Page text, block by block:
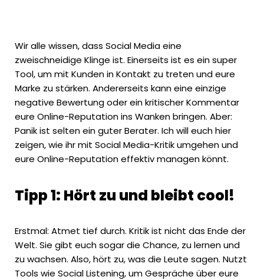
Wir alle wissen, dass Social Media eine
zweischneidige Klinge ist. Einerseits ist es ein super
Tool, um mit Kunden inKontakt zu treten und eure
Marke zu stärken. Andererseits kann eine einzige
negative Bewertung oder ein kritischer Kommentar
eure Online-Reputation ins Wanken bringen. Aber:
Panik ist selten ein guter Berater. Ich will euch hier
zeigen, wie ihr mit Social Media-Kritik umgehen und
eure Online-Reputation effektiv managen könnt.
Tipp 1: Hört zu und bleibt cool!
Erstmal: Atmet tief durch. Kritikist nicht das Ende der
Welt. Sie gibt euch sogar die Chance, zu lernen und
zu wachsen. Also, hört zu, was die Leute sagen. Nutzt
Tools wie Social Listening, um Gespräche über eure